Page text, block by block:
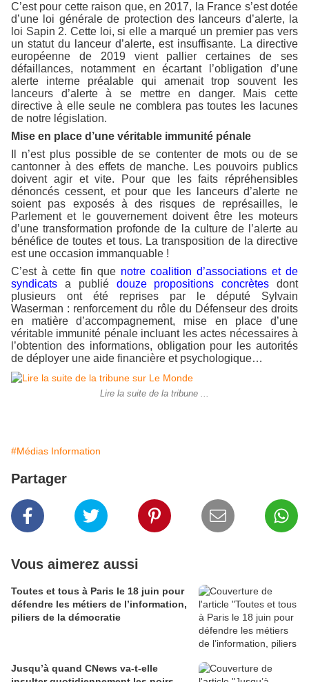
C’est pour cette raison que, en 2017, la France s’est dotée
d’une loi générale de protection des lanceurs d’alerte, la
loi Sapin 2. Cette loi, si elle a marqué un premier pas vers
un statut du lanceur d’alerte, est insuffisante. La directive
européenne de 2019 vient pallier certaines de ses
défaillances, notamment en écartant l’obligation d’une
alerte interne préalable qui amenait trop souvent les
lanceurs d’alerte à se mettre en danger. Mais cette
directive à elle seule ne comblera pas toutes les lacunes
de notre législation.
Mise en place d’une véritable immunité pénale
Il n’est plus possible de se contenter de mots ou de se
cantonner à des effets de manche. Les pouvoirs publics
doivent agir et vite. Pour que les faits répréhensibles
dénoncés cessent, et pour que les lanceurs d’alerte ne
soient pas exposés à des risques de représailles, le
Parlement et le gouvernement doivent être les moteurs
d’une transformation profonde de la culture de l’alerte au
bénéfice de toutes et tous. La transposition de la directive
est une occasion immanquable !
C’est à cette fin que notre coalition d’associations et de
syndicats a publié douze propositions concrètes dont
plusieurs ont été reprises par le député Sylvain
Waserman : renforcement du rôle du Défenseur des droits
en matière d’accompagnement, mise en place d’une
véritable immunité pénale incluant les actes nécessaires à
l’obtention des informations, obligation pour les autorités
de déployer une aide financière et psychologique…
Lire la suite de la tribune ...
#Médias Information
Partager
Vous aimerez aussi
Toutes et tous à Paris le 18 juin pour
défendre les métiers de l’information,
piliers de la démocratie
Jusqu’à quand CNews va-t-elle